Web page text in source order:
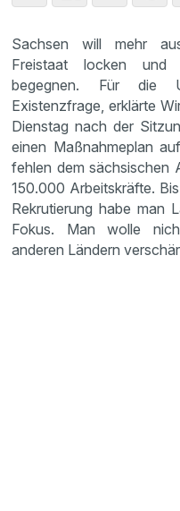
Sachsen will mehr
Freistaat locken und
begegnen. Für die
Existenzfrage, erklärte
Dienstag nach der
einen Maßnahmeplan
fehlen dem sächsischen
150.000 Arbeitskräfte.
Rekrutierung habe man
Fokus. Man wolle
anderen Ländern